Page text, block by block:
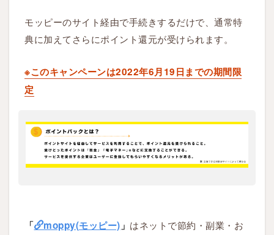
モッピーのサイト経由で手続きするだけで、通常特
典に加えてさらにポイント還元が受けられます。
※このキャンペーンは2022年6月19日までの期間限
定
「 moppy(モッピー)」 はネットで節約・副業・お